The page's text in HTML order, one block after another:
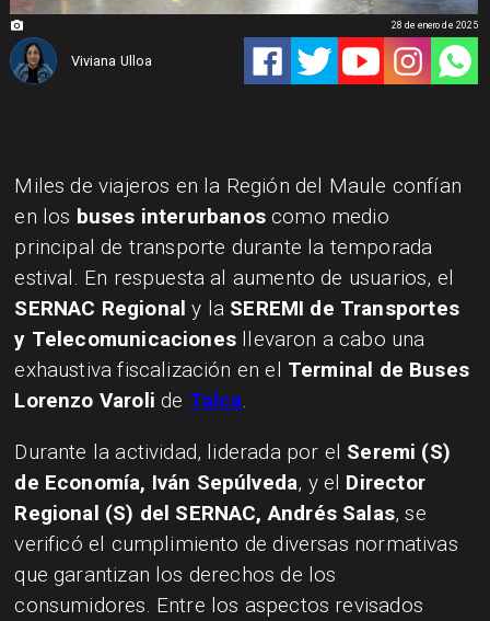
Viviana Ulloa
28 de enero de 2025
Miles de viajeros en la Región del Maule confían
en los buses interurbanoscomo medio
principal de transporte durante la temporada
estival. En respuesta al aumento de usuarios, el
SERNAC Regional y la SEREMI de Transportes
y Telecomunicacionesllevaron a cabo una
exhaustiva fiscalización en el Terminal de Buses
Lorenzo Varoli de Talca.
Durante la actividad, liderada por el Seremi (S)
de Economía, Iván Sepúlveda, y el Director
Regional (S) del SERNAC, Andrés Salas, se
verificó el cumplimiento de diversas normativas
que garantizan los derechos de los
consumidores. Entre los aspectos revisados